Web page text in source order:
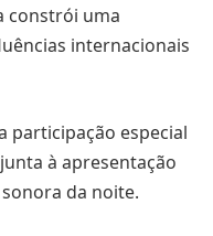
constrói uma
internacionais
participação especial
à apresentação
da noite.